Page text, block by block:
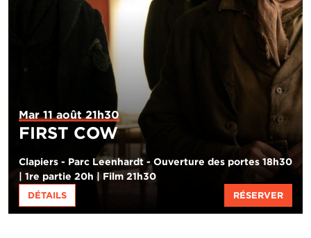
Mar 11 août 21h30
FIRST COW
Clapiers - Parc Leenhardt - Ouverture des portes 18h30
| 1re partie 20h | Film 21h30
DÉTAILS RÉSERVER